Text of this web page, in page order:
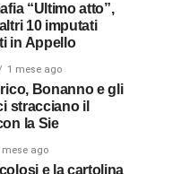
“Ultimo atto”,
10 imputati
in Appello
1 mese ago
Bonanno e gli
stracciano il
la Sie
mese ago
e la cartolina